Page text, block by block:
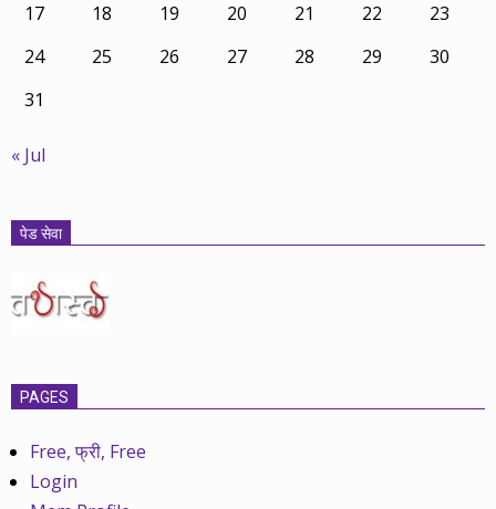
17
18 19 20 21 22
23
24
25 26 27 28 29
30
31
« Jul
पेड सेवा
PAGES
Free, फ्री, Free
Login